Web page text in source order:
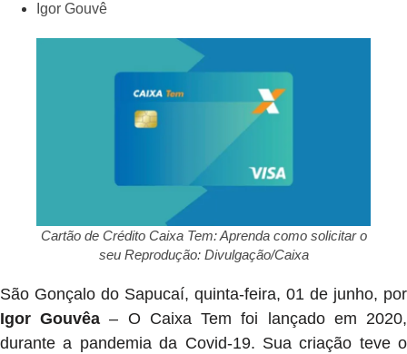
Igor Gouvê
Cartão de Crédito Caixa Tem: Aprenda como solicitar o
seu Reprodução: Divulgação/Caixa
São Gonçalo do Sapucaí, quinta-feira, 01 de junho, por
Igor Gouvêa – O Caixa Tem foi lançado em 2020,
durante a pandemia da Covid-19. Sua criação teve o